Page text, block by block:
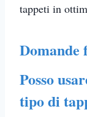
tappeti in
Domande
Posso
tipo di